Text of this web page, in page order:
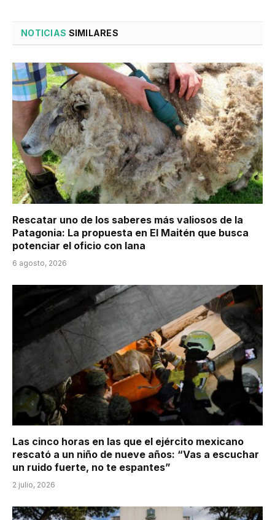
NOTICIAS SIMILARES
Rescatar uno de los saberes más valiosos de la
Patagonia: La propuesta en El Maitén que busca
potenciar el oficio con lana
6 agosto, 2026
Las cinco horas en las que el ejército mexicano
rescató a un niño de nueve años: “Vas a escuchar
un ruido fuerte, no te espantes”
2 julio, 2026